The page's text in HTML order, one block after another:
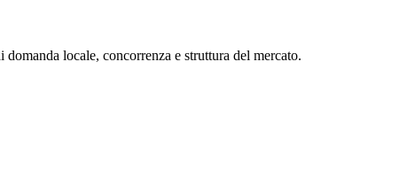
locale, concorrenza e struttura del mercato.